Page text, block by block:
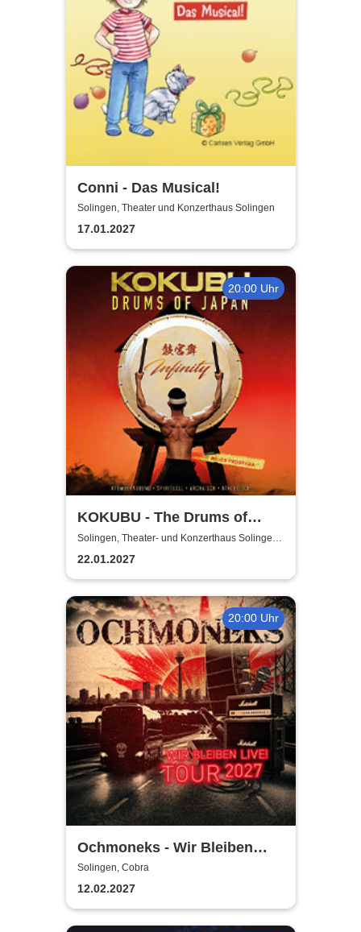
Conni - Das Musical!
Solingen, Theater und Konzerthaus Solingen
17.01.2027
20:00 Uhr
KOKUBU - The Drums of
Japan - "INFINITY"-Tour
2026/2027
Solingen, Theater- und Konzerthaus Solingen
Pina-Bausch-Saal
22.01.2027
20:00 Uhr
Ochmoneks - Wir Bleiben
Live! Tour 2027
Solingen, Cobra
12.02.2027